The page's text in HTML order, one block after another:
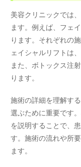
美容クリニックでは
ます。例えば、フェ
ります。それぞれの
ェイシャルリフトは
また、ボトックス注
ります。
施術の詳細を理解す
選ぶために重要です
を説明することで、
す。施術の流れや所
ます。